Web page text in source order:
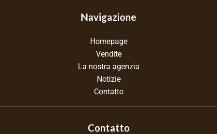
Navigazione
Homepage
Vendite
La nostra agenzia
Notizie
Contatto
Contatto